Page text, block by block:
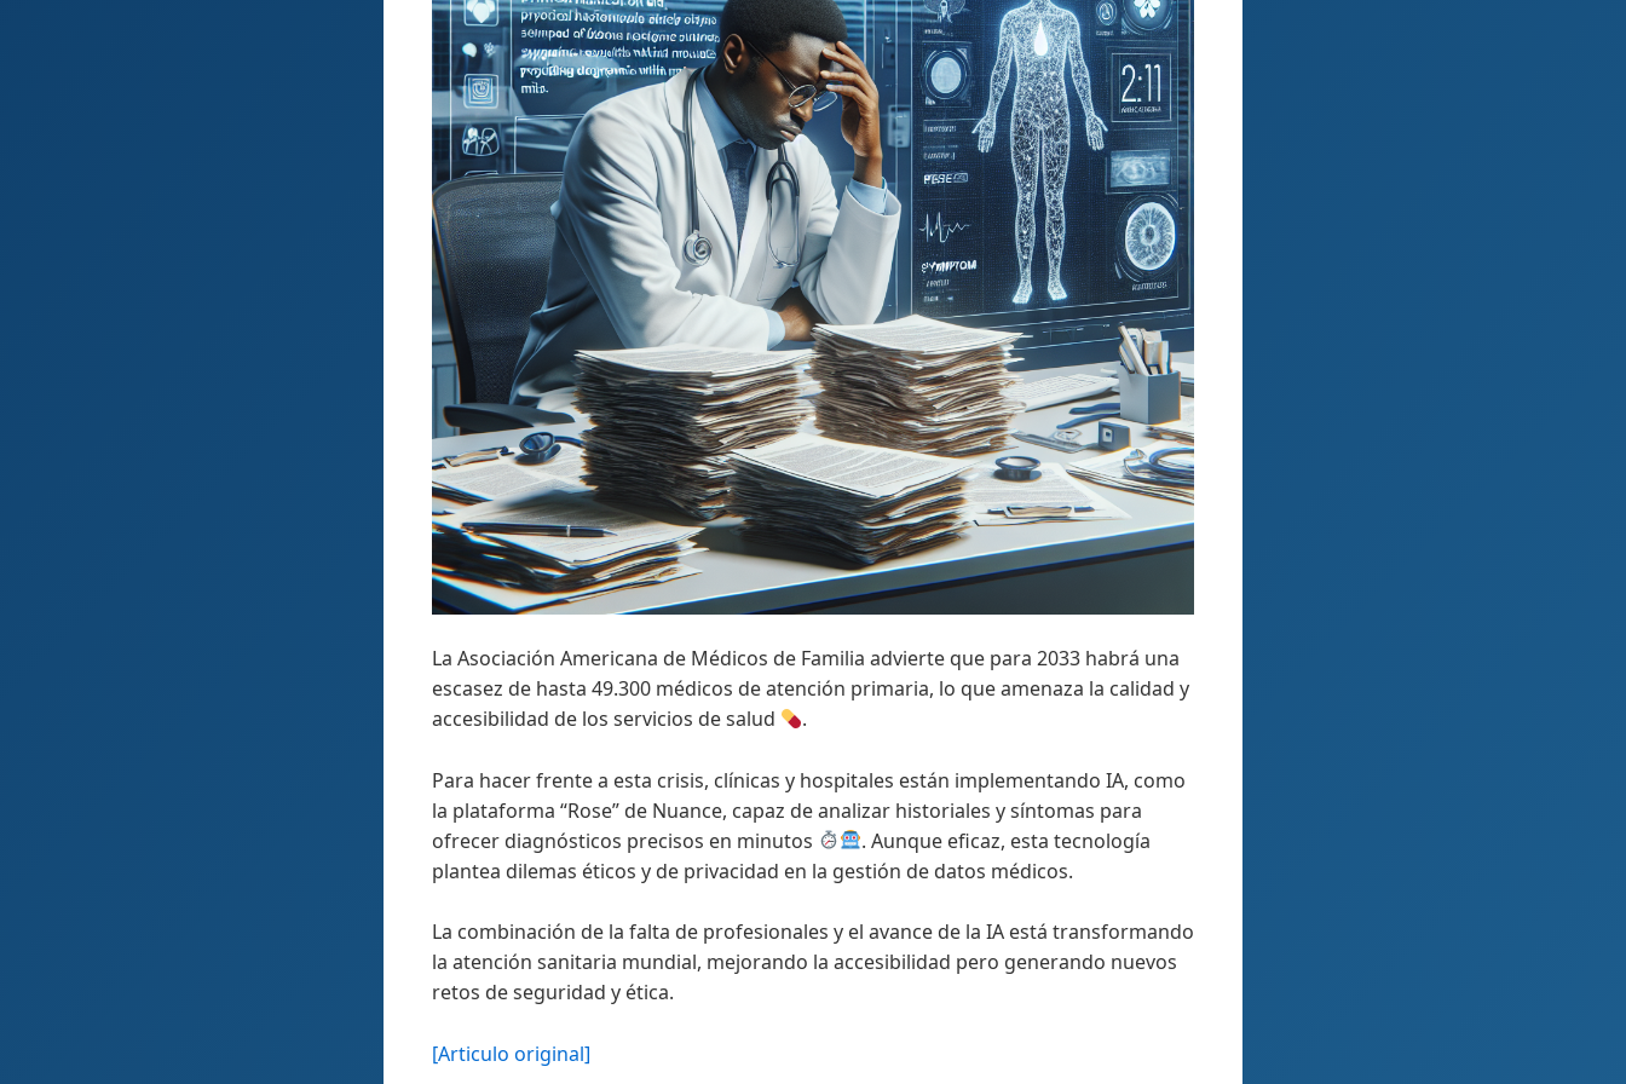
La Asociación Americana de Médicos de Familia advierte que para 2033 habrá una
escasez de hasta 49.300 médicos de atención primaria, lo que amenaza la calidad y
accesibilidad de los servicios de salud
.
Para hacer frente a esta crisis, clínicas y hospitales están implementando IA, como
la plataforma “Rose” de Nuance, capaz de analizar historiales y síntomas para
ofrecer diagnósticos precisos en minutos
. Aunque eficaz, esta tecnología
plantea dilemas éticos y de privacidad en la gestión de datos médicos.
La combinación de la falta de profesionales y el avance de la IA está transformando
la atención sanitaria mundial, mejorando la accesibilidad pero generando nuevos
retos de seguridad y ética.
[Articulo original]